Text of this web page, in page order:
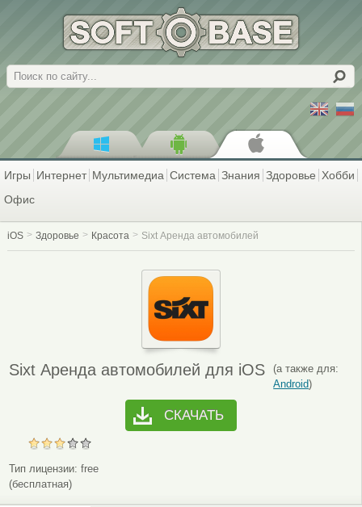
Поиск
Игры Интернет Мультимедиа Система Знания Здоровье Хобби
Офис
iOS Здоровье Красота Sixt Аренда автомобилей
Sixt Аренда автомобилей для iOS
(а также для:
Android)
СКАЧАТЬ
Тип лицензии: free
(бесплатная)